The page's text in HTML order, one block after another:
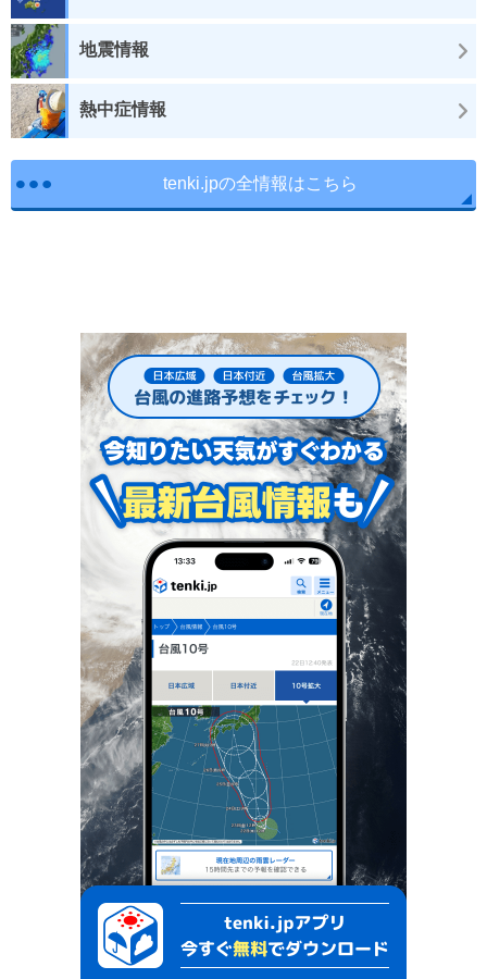
地震情報
熱中症情報
tenki.jpの全情報はこちら